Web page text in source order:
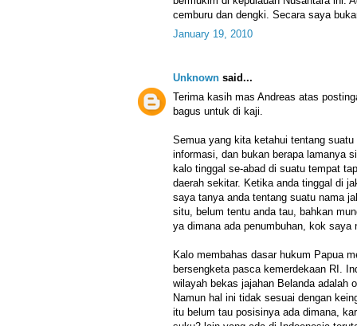
cemburu dan dengki. Secara saya
January 19, 2010
Unknown said...
Terima kasih mas Andreas atas
bagus untuk di kaji.
Semua yang kita ketahui tentang
informasi, dan bukan berapa lamanya
kalo tinggal se-abad di suatu tempat
daerah sekitar. Ketika anda tinggal di
saya tanya anda tentang suatu nama
situ, belum tentu anda tau, bahkan
ya dimana ada penumbuhan, kok saya
Kalo membahas dasar hukum Papua
bersengketa pasca kemerdekaan RI.
wilayah bekas jajahan Belanda adalah
Namun hal ini tidak sesuai dengan
itu belum tau posisinya ada dimana,